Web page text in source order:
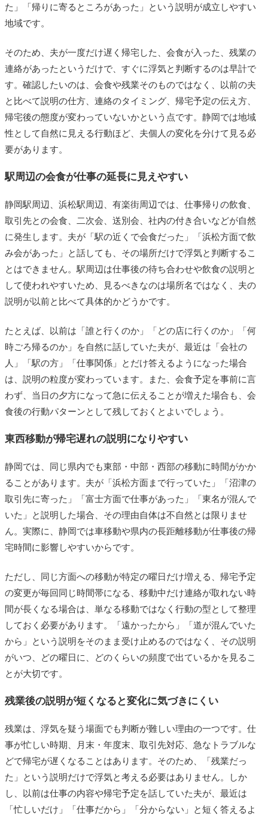
た」「帰りに寄るところがあった」という説明が成立しやすい
地域です。
そのため、夫が一度だけ遅く帰宅した、会食が入った、残業の
連絡があったというだけで、すぐに浮気と判断するのは早計で
す。確認したいのは、会食や残業そのものではなく、以前の夫
と比べて説明の仕方、連絡のタイミング、帰宅予定の伝え方、
帰宅後の態度が変わっていないかという点です。静岡では地域
性として自然に見える行動ほど、夫個人の変化を分けて見る必
要があります。
駅周辺の会食が仕事の延長に見えやすい
静岡駅周辺、浜松駅周辺、有楽街周辺では、仕事帰りの飲食、
取引先との会食、二次会、送別会、社内の付き合いなどが自然
に発生します。夫が「駅の近くで会食だった」「浜松方面で飲
み会があった」と話しても、その場所だけで浮気と判断するこ
とはできません。駅周辺は仕事後の待ち合わせや飲食の説明と
して使われやすいため、見るべきなのは場所名ではなく、夫の
説明が以前と比べて具体的かどうかです。
たとえば、以前は「誰と行くのか」「どの店に行くのか」「何
時ごろ帰るのか」を自然に話していた夫が、最近は「会社の
人」「駅の方」「仕事関係」とだけ答えるようになった場合
は、説明の粒度が変わっています。また、会食予定を事前に言
わず、当日の夕方になって急に伝えることが増えた場合も、会
食後の行動パターンとして残しておくとよいでしょう。
東西移動が帰宅遅れの説明になりやすい
静岡では、同じ県内でも東部・中部・西部の移動に時間がかか
ることがあります。夫が「浜松方面まで行っていた」「沼津の
取引先に寄った」「富士方面で仕事があった」「東名が混んで
いた」と説明した場合、その理由自体は不自然とは限りませ
ん。実際に、静岡では車移動や県内の長距離移動が仕事後の帰
宅時間に影響しやすいからです。
ただし、同じ方面への移動が特定の曜日だけ増える、帰宅予定
の変更が毎回同じ時間帯になる、移動中だけ連絡が取れない時
間が長くなる場合は、単なる移動ではなく行動の型として整理
しておく必要があります。「遠かったから」「道が混んでいた
から」という説明をそのまま受け止めるのではなく、その説明
がいつ、どの曜日に、どのくらいの頻度で出ているかを見るこ
とが大切です。
残業後の説明が短くなると変化に気づきにくい
残業は、浮気を疑う場面でも判断が難しい理由の一つです。仕
事が忙しい時期、月末・年度末、取引先対応、急なトラブルな
どで帰宅が遅くなることはあります。そのため、「残業だっ
た」という説明だけで浮気と考える必要はありません。しか
し、以前は仕事の内容や帰宅予定を話していた夫が、最近は
「忙しいだけ」「仕事だから」「分からない」と短く答えるよ